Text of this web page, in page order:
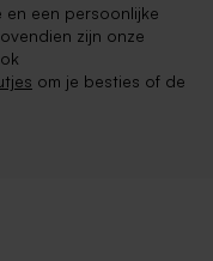
en een persoonlijke
zijn onze
om je besties of de